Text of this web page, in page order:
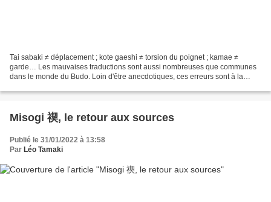
Tai sabaki ≠ déplacement ; kote gaeshi ≠ torsion du poignet ; kamae ≠
garde… Les mauvaises traductions sont aussi nombreuses que communes
dans le monde du Budo. Loin d'être anecdotiques, ces erreurs sont à la
Misogi 禊, le retour aux sources
Publié le 31/01/2022 à 13:58
Par Léo Tamaki